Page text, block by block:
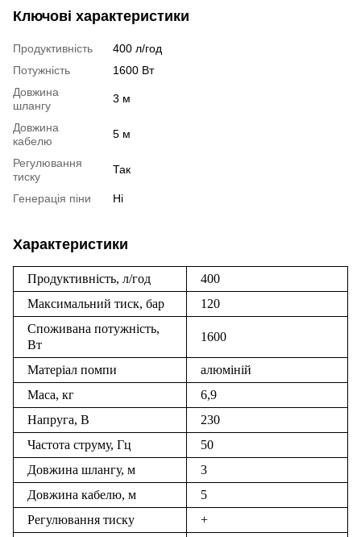
Ключові характеристики
Продуктивність
400 л/год
Потужність
1600 Вт
Довжина
шлангу
3 м
Довжина
кабелю
5 м
Регулювання
тиску
Так
Генерація піни Ні
Характеристики
Продуктивність, л/год
400
Максимальний тиск, бар
120
Споживана потужність,
Вт
1600
Матеріал помпи
алюміній
Маса, кг
6,9
Напруга, В
230
Частота струму, Гц
50
Довжина шлангу, м
3
Довжина кабелю, м
5
Регулювання тиску
+